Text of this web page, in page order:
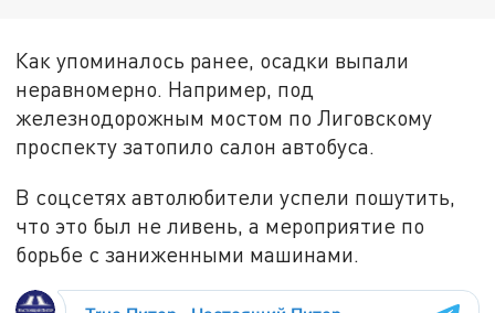
Как упоминалось ранее, осадки выпали
неравномерно. Например, под
железнодорожным мостом по Лиговскому
проспекту затопило салон автобуса.
В соцсетях автолюбители успели пошутить,
что это был не ливень, а мероприятие по
борьбе с заниженными машинами.